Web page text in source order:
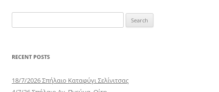
for:
RECENT POSTS
18/7/2026 Σπήλαιο Καταφύγι Σελίνιτσας